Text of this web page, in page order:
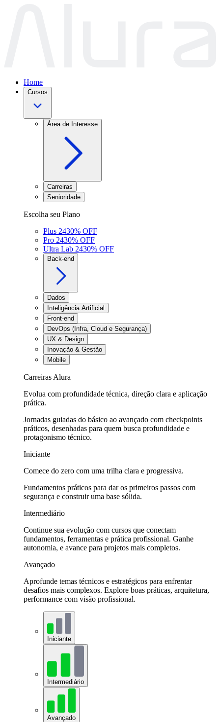
Home
Cursos
Área de Interesse
Carreiras
Senioridade
Escolha seu Plano
Plus 2430% OFF
Pro 2430% OFF
Ultra Lab 2430% OFF
Back-end
Dados
Inteligência Artificial
Front-end
DevOps (Infra, Cloud e Segurança)
UX & Design
Inovação & Gestão
Mobile
Carreiras Alura
Evolua com profundidade técnica, direção clara e aplicação
prática.
Jornadas guiadas do básico ao avançado com checkpoints
práticos, desenhadas para quem busca profundidade e
protagonismo técnico.
Iniciante
Comece do zero com uma trilha clara e progressiva.
Fundamentos práticos para dar os primeiros passos com
segurança e construir uma base sólida.
Intermediário
Continue sua evolução com cursos que conectam
fundamentos, ferramentas e prática profissional. Ganhe
autonomia, e avance para projetos mais completos.
Avançado
Aprofunde temas técnicos e estratégicos para enfrentar
desafios mais complexos. Explore boas práticas, arquitetura,
performance com visão profissional.
Iniciante
Intermediário
Avançado